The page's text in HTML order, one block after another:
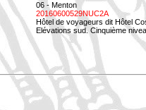
06 - Menton
20160600529NUC2A
Hôtel de voyageurs dit Hôtel
Elévations sud. Cinquième